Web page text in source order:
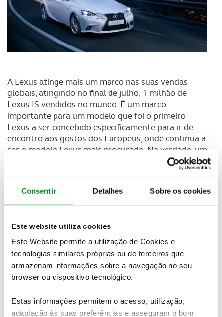
Consentir Detalhes Sobre os cookies
Este website utiliza cookies
Este Website permite a utilização de Cookies e
tecnologias similares próprias ou de terceiros que
armazenam informações sobre a navegação no seu
browser ou dispositivo tecnológico.
Estas informações permitem o acesso, utilização,
adaptação às suas preferências e asseguram o bom
A Lexus atinge mais um marco nas suas vendas
globais, atingindo no final de julho, 1 milhão de
Lexus IS vendidos no mundo. É um marco
importante para um modelo que foi o primeiro
Lexus a ser concebido especificamente para ir de
encontro aos gostos dos Europeus, onde continua a
ser o modelo Lexus mais procurado. Na verdade, um
em cada cinco Lexus IS vendidos em todo o mundo
A intenção da Lexus quando concebeu o modelo IS
há dezassete anos era atrair novos clientes, e trazer
portas desportivo e compacto com um design
distinto, um motor 6 cilindros em linha de 2.0 litros,
ágil e com uma condução envolvente graças à
tração traseira.
A atual, terceira geração marca o início de uma nova
da tecnologia Lexus Hybrid Drive. Desde o